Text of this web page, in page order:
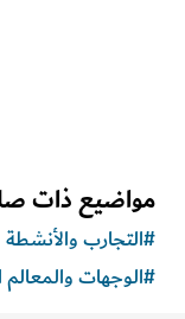
ذات صلة
والأنشطة #
والمعالم